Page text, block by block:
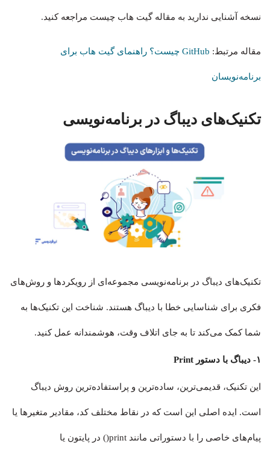
نسخه آشنایی ندارید به مقاله گیت هاب چیست مراجعه کنید.
مقاله مرتبط: GitHub چیست؟ راهنمای گیت هاب برای
برنامه‌نویسان
تکنیک‌های دیباگ در برنامه‌نویسی
تکنیک‌های دیباگ در برنامه‌نویسی مجموعه‌ای از رویکردها و روش‌های
فکری برای شناسایی خطا با دیباگ هستند. شناخت این تکنیک‌ها به
شما کمک می‌کند تا به جای اتلاف وقت، هوشمندانه عمل کنید.
۱- دیباگ با دستور Print
این تکنیک، قدیمی‌ترین، ساده‌ترین و پراستفاده‌ترین روش دیباگ
است. ایده اصلی این است که در نقاط مختلف کد، مقادیر متغیرها یا
پیام‌های خاصی را با دستوراتی مانند print() در پایتون یا